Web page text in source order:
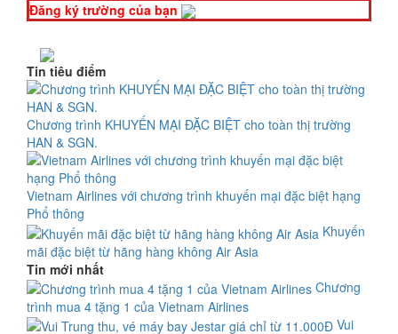
Đăng ký trường của bạn
Tin tiêu điểm
Chương trình KHUYẾN MẠI ĐẶC BIỆT cho toàn thị trường
HAN & SGN.
Vietnam Airlines với chương trình khuyến mại đặc biệt hạng
Phổ thông
Khuyến
mãi đặc biệt từ hãng hàng không Air Asia
Tin mới nhất
Chương
trình mua 4 tặng 1 của Vietnam Airlines
Vui